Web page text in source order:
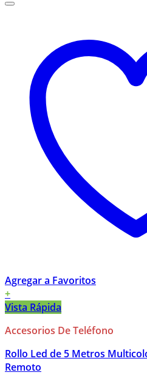
Agregar a Favoritos
+
Vista Rápida
Accesorios De Teléfono
Rollo Led de 5 Metros
Remoto